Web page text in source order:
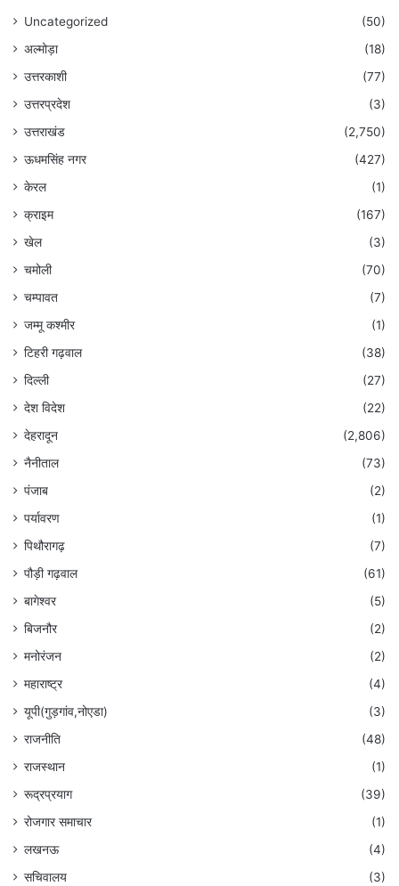
Uncategorized
(50)
अल्मोड़ा
(18)
उत्तरकाशी
(77)
उत्तरप्रदेश
(3)
उत्तराखंड
(2,750)
ऊधमसिंह नगर
(427)
केरल
(1)
क्राइम
(167)
खेल
(3)
चमोली
(70)
चम्पावत
(7)
जम्मू कश्मीर
(1)
टिहरी गढ़वाल
(38)
दिल्ली
(27)
देश विदेश
(22)
देहरादून
(2,806)
नैनीताल
(73)
पंजाब
(2)
पर्यावरण
(1)
पिथौरागढ़
(7)
पौड़ी गढ़वाल
(61)
बागेश्वर
(5)
बिजनौर
(2)
मनोरंजन
(2)
महाराष्ट्र
(4)
यूपी(गुड़गांव,नोएडा)
(3)
राजनीति
(48)
राजस्थान
(1)
रूद्रप्रयाग
(39)
रोजगार समाचार
(1)
लखनऊ
(4)
सचिवालय
(3)